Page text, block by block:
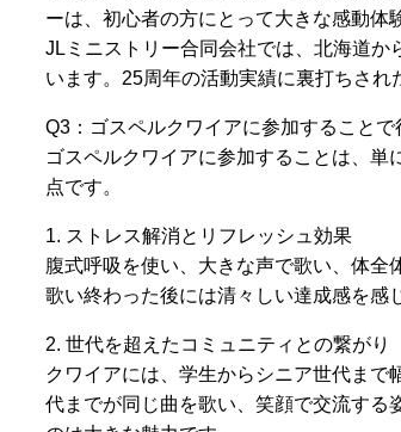
ーは、初心者の方にとって大きな感動体
JLミニストリー合同会社では、北海道か
います。25周年の活動実績に裏打ちされ
Q3：ゴスペルクワイアに参加すること
ゴスペルクワイアに参加することは、
点です。
1. ストレス解消とリフレッシュ効果
腹式呼吸を使い、大きな声で歌い、体全
歌い終わった後には清々しい達成感を感
2. 世代を超えたコミュニティとの繋がり
クワイアには、学生からシニア世代ま
代までが同じ曲を歌い、笑顔で交流する